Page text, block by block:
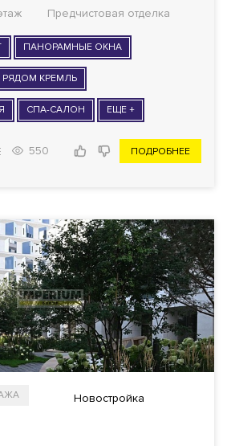
Предчистовая отделка
ПАНОРАМНЫЕ ОКНА
РЯДОМ КРЕМЛЬ
СПА-САЛОН ЕЩЕ +
550 ПОДРОБНЕЕ
Новостройка